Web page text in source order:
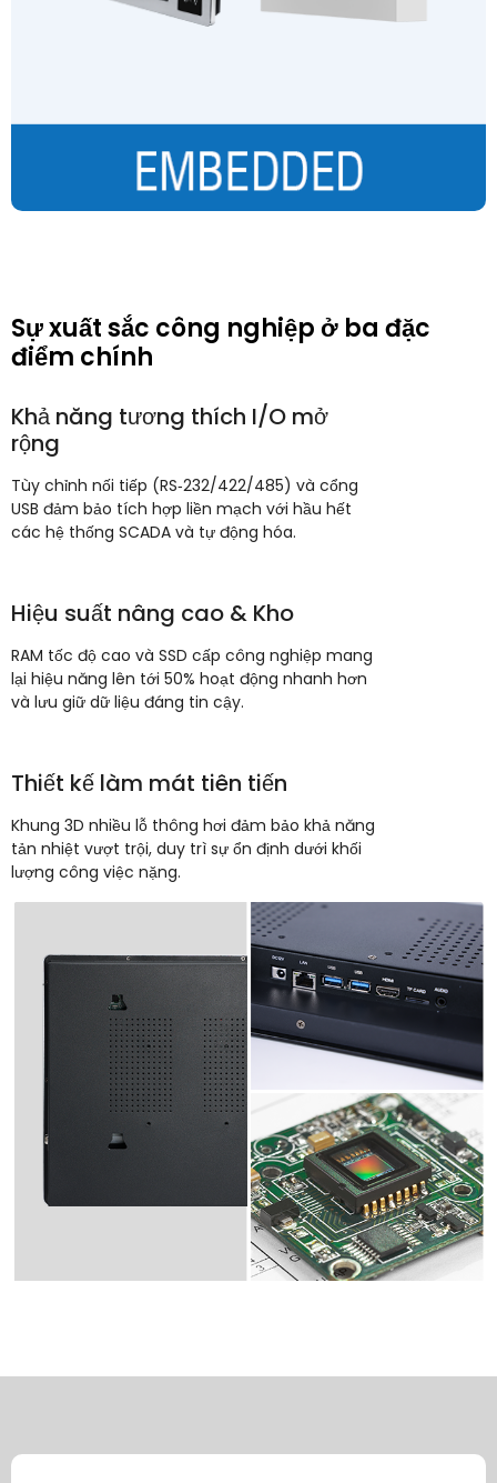
Sự xuất sắc công nghiệp ở ba đặc
điểm chính
Khả năng tương thích I/O mở
rộng
Tùy chỉnh nối tiếp (RS‑232/422/485) và cổng
USB đảm bảo tích hợp liền mạch với hầu hết
các hệ thống SCADA và tự động hóa.
Hiệu suất nâng cao & Kho
RAM tốc độ cao và SSD cấp công nghiệp mang
lại hiệu năng lên tới 50% hoạt động nhanh hơn
và lưu giữ dữ liệu đáng tin cậy.
Thiết kế làm mát tiên tiến
Khung 3D nhiều lỗ thông hơi đảm bảo khả năng
tản nhiệt vượt trội, duy trì sự ổn định dưới khối
lượng công việc nặng.